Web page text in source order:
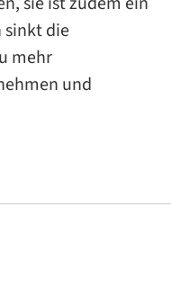
sinkt die
mehr
und